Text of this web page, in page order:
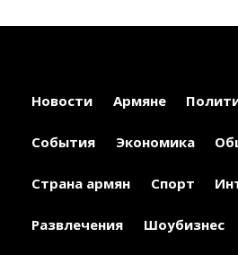
Новости Армяне
События Экономика
Страна армян Спорт
Развлечения Шоубизнес